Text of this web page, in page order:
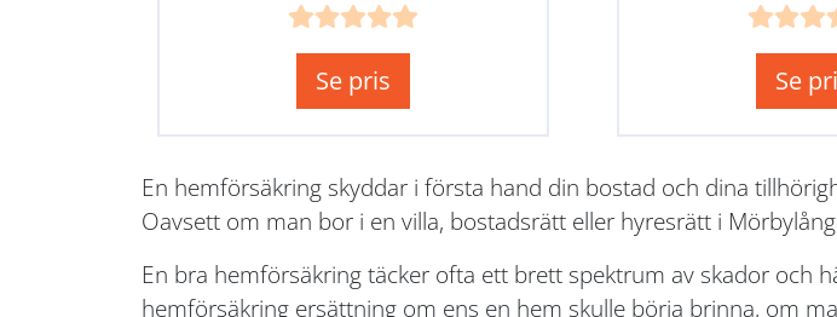
Se pris Se
En hemförsäkring skyddar i första hand din bostad och dina
Oavsett om man bor i en villa, bostadsrätt eller hyresrätt i
En bra hemförsäkring täcker ofta ett brett spektrum av skador och
hemförsäkring ersättning om ens en hem skulle börja brinna, om